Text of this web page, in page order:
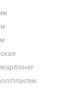
пластик